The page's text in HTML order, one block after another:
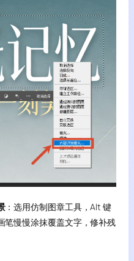
：选用仿制图章工具，Alt 键
笔慢慢涂抹覆盖文字，修补残